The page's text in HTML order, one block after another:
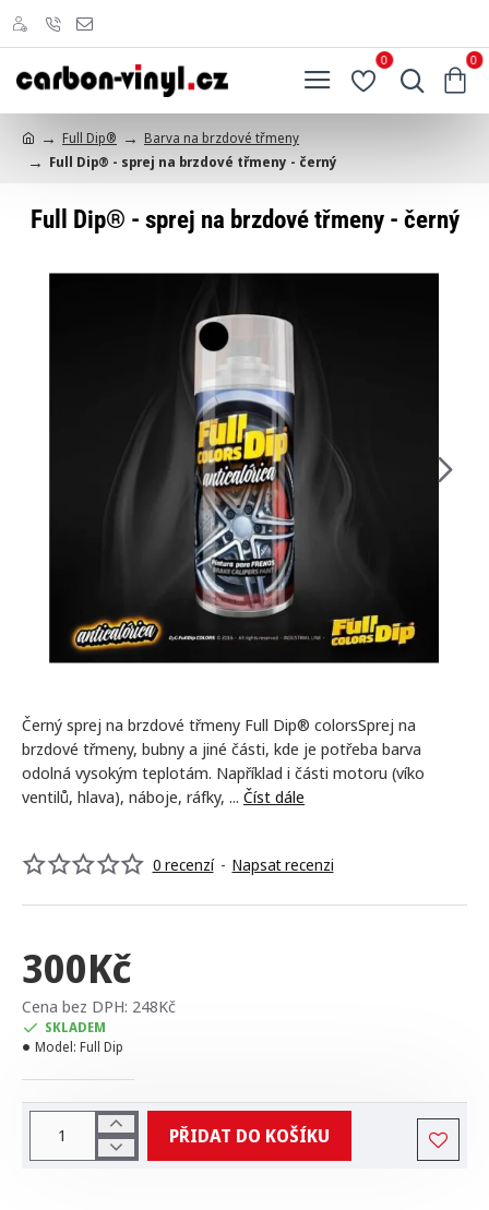
0 0
Full Dip®
Barva na brzdové třmeny
Full Dip® - sprej na brzdové třmeny - černý
Full Dip® - sprej na brzdové třmeny - černý
Černý sprej na brzdové třmeny Full Dip® colorsSprej na
brzdové třmeny, bubny a jiné části, kde je potřeba barva
odolná vysokým teplotám. Například i části motoru (víko
ventilů, hlava), náboje, ráfky, ... Číst dále
0 recenzí - Napsat recenzi
300Kč
Cena bez DPH: 248Kč
SKLADEM
Model: Full Dip
PŘIDAT DO KOŠÍKU